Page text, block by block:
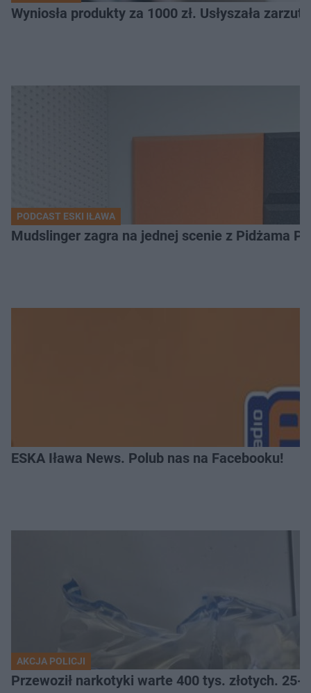
Wyniosła produkty za 1000 zł. Usłyszała zarzuty
PODCAST ESKI IŁAWA
Mudslinger zagra na jednej scenie z Pidżama
ESKA Iława News. Polub nas na Facebooku!
AKCJA POLICJI
Przewoził narkotyki warte 400 tys. złotych.